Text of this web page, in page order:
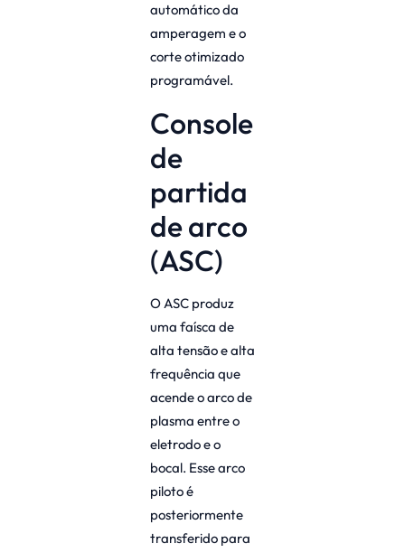
automático da
amperagem e o
corte otimizado
programável.
Console
de
partida
de arco
(ASC)
O ASC produz
uma faísca de
alta tensão e alta
frequência que
acende o arco de
plasma entre o
eletrodo e o
bocal. Esse arco
piloto é
posteriormente
transferido para